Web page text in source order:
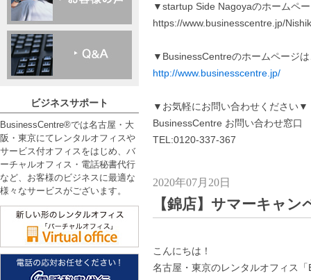
▼startup Side Nagoyaのホームペ
https://www.businesscentre.jp/
▼BusinessCentreのホームページ
http://www.businesscentre.jp/
▼お気軽にお問い合わせください▼
BusinessCentre お問い合わせ窓口
TEL:0120-337-367
2020年07月20日
【錦店】サマーキャン
こんにちは！
名古屋・東京のレンタルオフィス
ビジネスサポート
BusinessCentre®では名古屋・大
阪・東京にてレンタルオフィスや
サービス付オフィスをはじめ、バ
ーチャルオフィス・電話秘書代行
など、お客様のビジネスに最適な
様々なサービスがございます。